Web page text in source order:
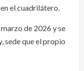
el cuadrilátero.
de 2026 y se
sede que el propio